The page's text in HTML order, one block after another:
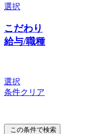
選択
こだわり
給与/職種
選択
条件クリア
この条件で検索